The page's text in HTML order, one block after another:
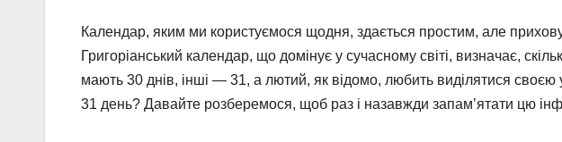
Календар, яким ми користуємося щодня, здається простим, але
Григоріанський календар, що домінує у сучасному світі, визначає,
мають 30 днів, інші — 31, а лютий, як відомо, любить виділятися своєю
31 день? Давайте розберемося, щоб раз і назавжди запам’ятати цю